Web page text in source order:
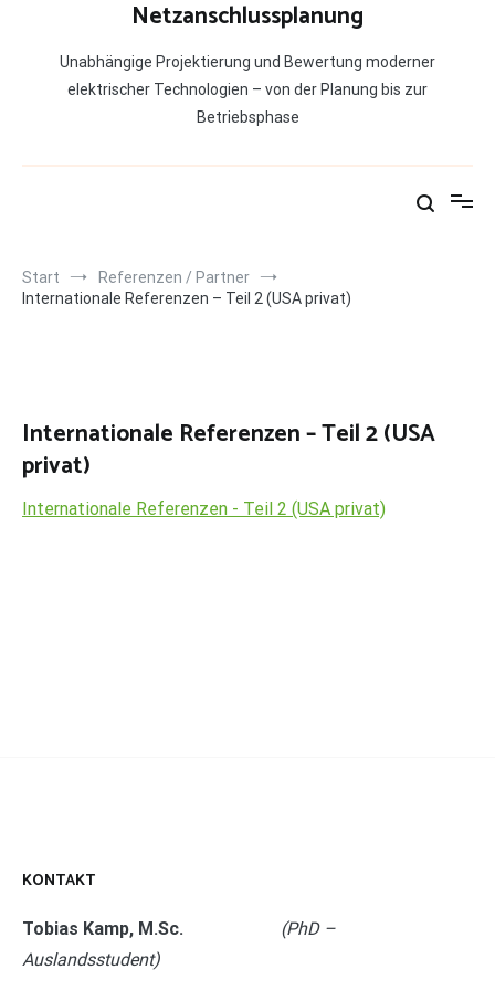
Netzanschlussplanung
Unabhängige Projektierung und Bewertung moderner
elektrischer Technologien – von der Planung bis zur
Betriebsphase
Start
Referenzen / Partner
Internationale Referenzen – Teil 2 (USA privat)
Internationale Referenzen – Teil 2 (USA
privat)
Internationale Referenzen - Teil 2 (USA privat)
KONTAKT
Tobias Kamp, M.Sc. (PhD –
Auslandsstudent)